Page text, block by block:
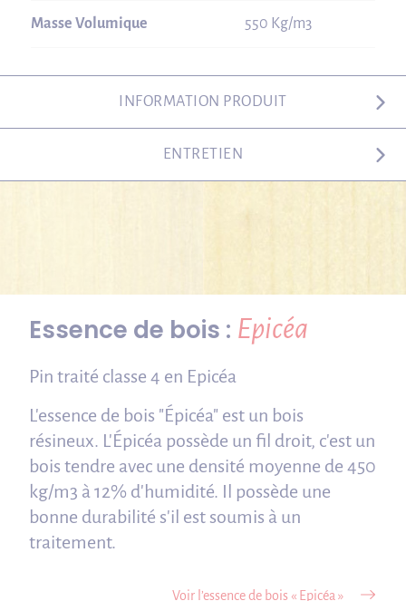
Masse Volumique 550 Kg/m3
INFORMATION PRODUIT
ENTRETIEN
Essence de bois : Epicéa
Pin traité classe 4 en Epicéa
L'essence de bois "Épicéa" est un bois
résineux. L'Épicéa possède un fil droit, c'est un
bois tendre avec une densité moyenne de 450
kg/m3 à 12% d'humidité. Il possède une
bonne durabilité s'il est soumis à un
traitement.
Voir l’essence de bois « Epicéa »